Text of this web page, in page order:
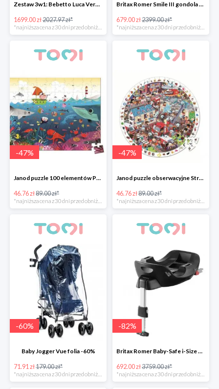
Zestaw 3w1: Bebetto Luca Vero + Avionaut Pixel taniej -15%
1699.00 zł2027.97 zł*
*najniższa cena z 30 dni przed obniżką
Britax Romer Smile III gondola -72%
679.00 zł2399.00 zł*
*najniższa cena z 30 dni przed obniżką
-47%
Janod puzzle 100 elementów Podwodny Świat -47%
46.76 zł89.00 zł*
-47%
Janod puzzle obserwacyjne Straż pożarna -47%
46.76 zł89.00 zł*
-60%
Baby Jogger Vue folia -60%
71.91 zł179.00 zł*
*najniższa cena z 30 dni przed obniżką
-82%
Britax Romer Baby-Safe i-Size Flex Base -82%
692.00 zł3759.00 zł*
*najniższa cena z 30 dni przed obniżką